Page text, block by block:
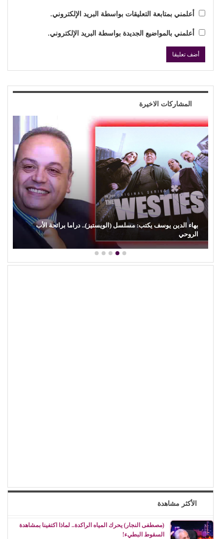
أعلمني بمتابعة التعليقات بواسطة البريد الإلكتروني.
أعلمني بالمواضيع الجديدة بواسطة البريد الإلكتروني.
المشاركات الاخيرة
(الويستيز).. دراما برائحة الأب
الهلالية) وآفة…
الأكثر مشاهدة
(مصطفى النجار) يحرك المياه الراكدة.. لماذا اكتفينا بمشاهدة
السقوط البطيء!